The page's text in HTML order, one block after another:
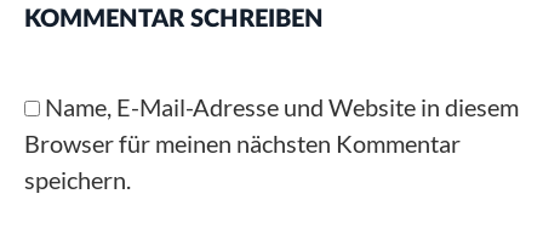
KOMMENTAR SCHREIBEN
Name, E-Mail-Adresse und Website in diesem
Browser für meinen nächsten Kommentar
speichern.